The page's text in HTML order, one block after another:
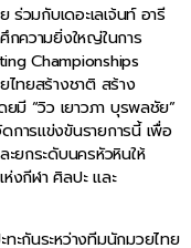
วมกับเดอะเลเจ้นท์ อารี
กความยิ่งใหญ่ในการ
Championships
ทยสร้างชาติ สร้าง
มี “วิว เยาวภา บุรพลชัย”
ารแข่งขันรายการนี้ เพื่อ
ยกระดับนครหัวหินให้
งกีฬา ศิลปะ และ
ะกันระหว่างทีมนักมวยไทย